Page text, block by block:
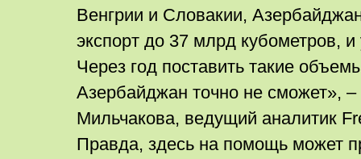
Венгрии и Словакии,
экспорт до 37 млрд кубометров, и
Через год поставить такие
Азербайджан точно не сможет», –
Мильчакова, ведущий аналитик
Правда, здесь на помощь может